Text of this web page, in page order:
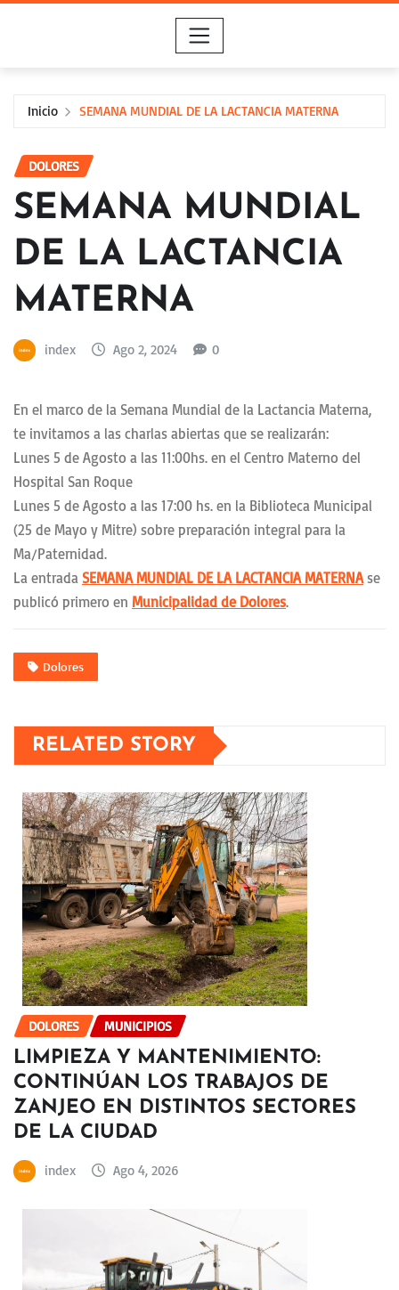
Inicio SEMANA MUNDIAL DE LA LACTANCIA MATERNA
DOLORES
SEMANA MUNDIAL
DE LA LACTANCIA
MATERNA
index Ago 2, 2024 0
En el marco de la Semana Mundial de la Lactancia Materna,
te invitamos a las charlas abiertas que se realizarán:
Lunes 5 de Agosto a las 11:00hs. en el Centro Materno del
Hospital San Roque
Lunes 5 de Agosto a las 17:00 hs. en la Biblioteca Municipal
(25 de Mayo y Mitre) sobre preparación integral para la
Ma/Paternidad.
La entrada SEMANA MUNDIAL DE LA LACTANCIA MATERNAse
publicó primero en Municipalidad de Dolores.
Dolores
RELATED STORY
DOLORES MUNICIPIOS
LIMPIEZA Y MANTENIMIENTO:
CONTINÚAN LOS TRABAJOS DE
ZANJEO EN DISTINTOS SECTORES
DE LA CIUDAD
index Ago 4, 2026